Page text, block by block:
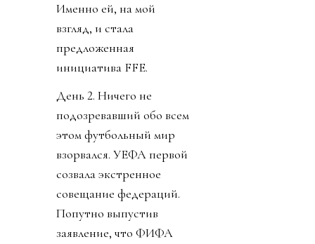
Именно ей, на мой
взгляд, и стала
предложенная
инициатива FFE.
День 2. Ничего не
подозревавший обо всем
этом футбольный мир
взорвался. УЕФА первой
созвала экстренное
совещание федераций.
Попутно выпустив
заявление, что ФИФА